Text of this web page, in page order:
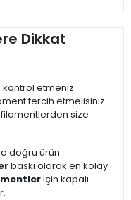
Dikkat
kontrol etmeniz
tercih etmelisiniz.
size
doğru ürün
baskı olarak en kolay
için kapalı